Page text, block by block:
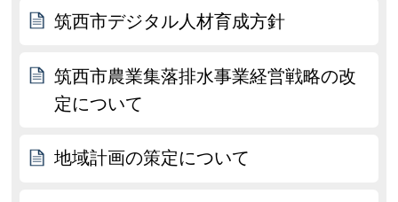
筑西市デジタル人材育成方針
筑西市農業集落排水事業経営戦略の改
定について
地域計画の策定について